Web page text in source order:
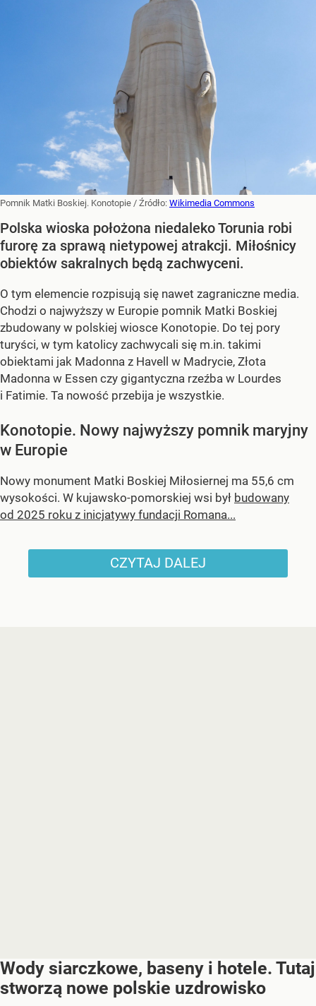
Pomnik Matki Boskiej. Konotopie / Źródło: Wikimedia Commons
Polska wioska położona niedaleko Torunia robi
furorę za sprawą nietypowej atrakcji. Miłośnicy
obiektów sakralnych będą zachwyceni.
O tym elemencie rozpisują się nawet zagraniczne media.
Chodzi o najwyższy w Europie pomnik Matki Boskiej
zbudowany w polskiej wiosce Konotopie. Do tej pory
turyści, w tym katolicy zachwycali się m.in. takimi
obiektami jak Madonna z Havell w Madrycie, Złota
Madonna w Essen czy gigantyczna rzeźba w Lourdes
i Fatimie. Ta nowość przebija je wszystkie.
Konotopie. Nowy najwyższy pomnik maryjny
w Europie
Nowy monument Matki Boskiej Miłosiernej ma 55,6 cm
wysokości. W kujawsko-pomorskiej wsi był budowany
od 2025 roku z inicjatywy fundacji Romana...
CZYTAJ DALEJ
Wody siarczkowe, baseny i hotele. Tutaj
stworzą nowe polskie uzdrowisko